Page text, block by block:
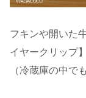
フキンや開いた
イヤークリップ】
（冷蔵庫の中で